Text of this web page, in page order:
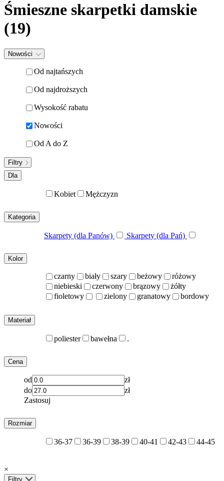
Śmieszne skarpetki damskie
(19)
Nowości
Od najtańszych
Od najdroższych
Wysokość rabatu
Nowości
Od A do Z
Filtry
Dla
Kobiet Mężczyzn
Kategoria
Skarpety (dla Panów) Skarpety (dla Pań)
Kolor
czarny biały szary beżowy
różowy
niebieski
czerwony brązowy
żółty
fioletowy
zielony granatowy bordowy
Materiał
poliester bawełna .
Cena
od
zł
do
zł
Zastosuj
Rozmiar
36-37 36-39 38-39 40-41 42-43 44-45
×
Filtry